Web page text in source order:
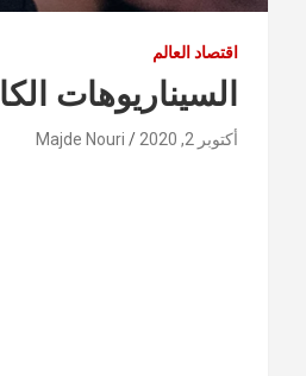
اقتصاد العالم
السيناريوهات
أكتوبر 2, 2020 Majde Nouri